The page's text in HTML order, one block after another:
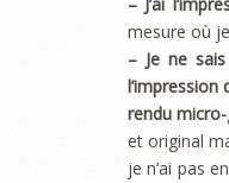
mesure où
– Je ne
rendu
et original
je n’ai pas